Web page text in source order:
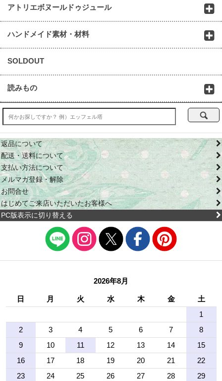
アトリエボヌールドゥジュール
ハンドメイド素材・材料
SOLDOUT
読みもの
返品について
配送・送料について
支払い方法について
メルマガ登録・解除
お問合せ
はじめてご来店いただいたお客様へ
PC版表示に切り替える
2026年8月
日 月 火 水 木 金
土
1
2
3 4 5 6 7
8
9
10 11 12 13 14
15
16
17 18 19 20 21
22
23
24 25 26 27 28
29